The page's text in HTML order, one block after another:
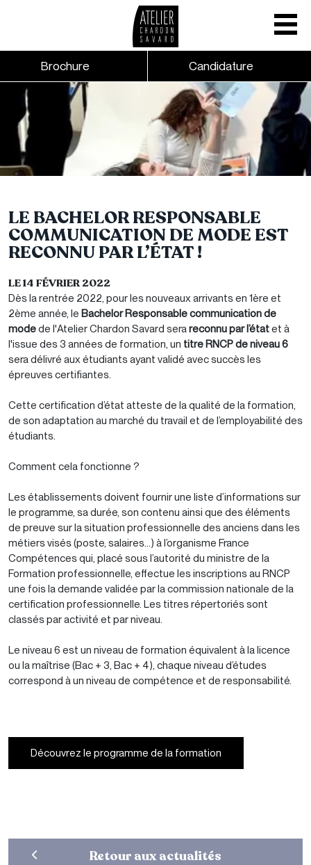
Skip to main content
Brochure Candidature
LE BACHELOR RESPONSABLE
COMMUNICATION DE MODE EST
RECONNU PAR L’ÉTAT !
LE 14 FÉVRIER 2022
Dès la rentrée 2022, pour les nouveaux arrivants en 1ère et
2ème année, le Bachelor Responsable communication de
modede l'Atelier Chardon Savard serareconnu par l’étatet à
l'issue des 3 années de formation, un titre RNCP de niveau 6
sera délivré aux étudiants ayant validé avec succès les
épreuves certifiantes.
Cette certification d’état atteste de la qualité de la formation,
de son adaptation au marché du travail et de l’employabilité des
étudiants.
Comment cela fonctionne ?
Les établissements doivent fournir une liste d’informations sur
le programme, sa durée, son contenu ainsi que des éléments
de preuve sur la situation professionnelle des anciens dans les
métiers visés (poste, salaires…) à l’organisme France
Compétences qui, placé sous l’autorité du ministre de la
Formation professionnelle, effectue les inscriptions au RNCP
une fois la demande validée par la commission nationale de la
certification professionnelle. Les titres répertoriés sont
classés par activité et par niveau.
Le niveau 6 est un niveau de formation équivalent à la licence
ou la maîtrise (Bac + 3, Bac + 4), chaque niveau d’études
correspond à un niveau de compétence et de responsabilité.
Découvrez le programme de la formation
Retour aux actualités